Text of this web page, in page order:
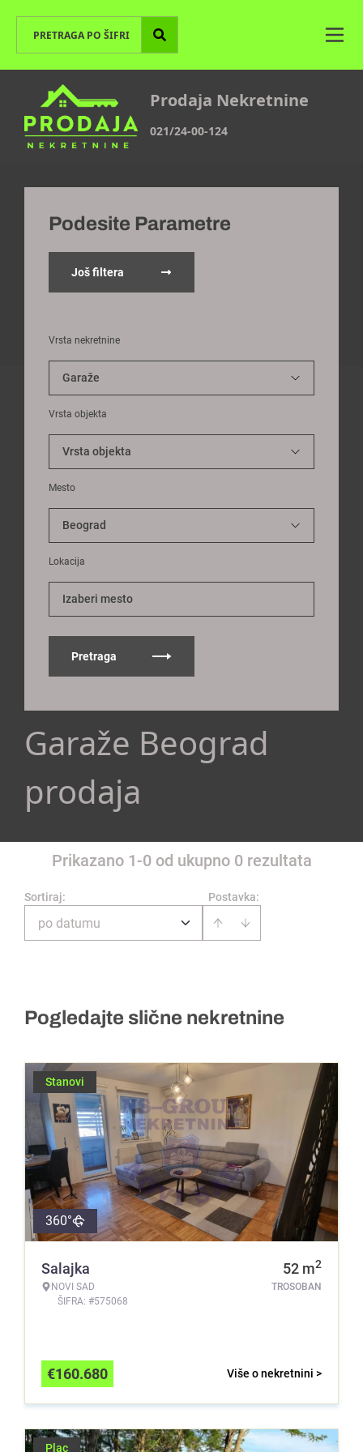
Prodaja Nekretnine
021/24-00-124
Podesite Parametre
Još filtera
Vrsta nekretnine
Vrsta objekta
Mesto
Lokacija
Izaberi mesto
Pretraga
Garaže Beograd
prodaja
Prikazano 1-0 od ukupno 0 rezultata
Postavka:
Sortiraj:
po datumu
Pogledajte slične nekretnine
Stanovi
360°
Salajka
NOVI SAD
ŠIFRA: #575068
52 m2
TROSOBAN
Više o nekretnini >
€160.680
Plac